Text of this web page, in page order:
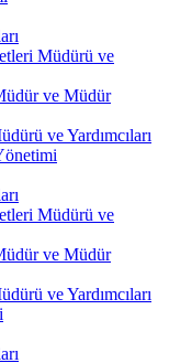
Müdürü ve
ve Müdür
ve Yardımcıları
Müdürü ve
ve Müdür
ve Yardımcıları